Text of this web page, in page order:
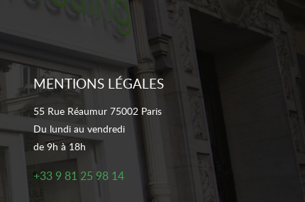
MENTIONS LÉGALES
55 Rue Réaumur 75002 Paris
Du lundi au vendredi
de 9h à 18h
+33 9 81 25 98 14